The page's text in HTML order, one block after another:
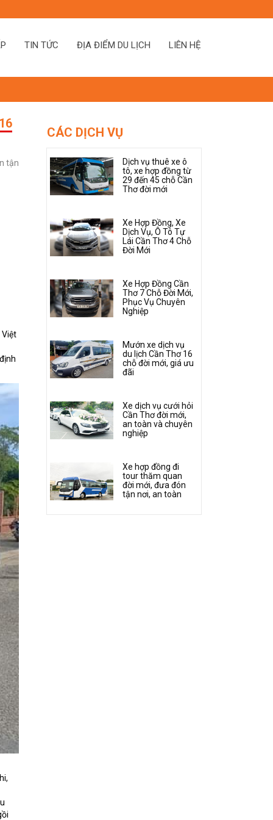
TIN TỨC ĐỊA ĐIỂM DU LỊCH LIÊN HỆ
tận
Việt
CÁC DỊCH VỤ
Dịch vụ thuê xe ô
tô, xe hợp đồng từ
29 đến 45 chỗ Cần
Thơ đời mới
Xe Hợp Đồng, Xe
Dịch Vụ, Ô Tô Tự
Lái Cần Thơ 4 Chỗ
Đời Mới
Xe Hợp Đồng Cần
Thơ 7 Chỗ Đời Mới,
Phục Vụ Chuyên
Nghiệp
Mướn xe dịch vụ
du lịch Cần Thơ 16
chỗ đời mới, giá ưu
đãi
Xe dịch vụ cưới hỏi
Cần Thơ đời mới,
an toàn và chuyên
nghiệp
Xe hợp đồng đi
tour thăm quan
đời mới, đưa đón
tận nơi, an toàn